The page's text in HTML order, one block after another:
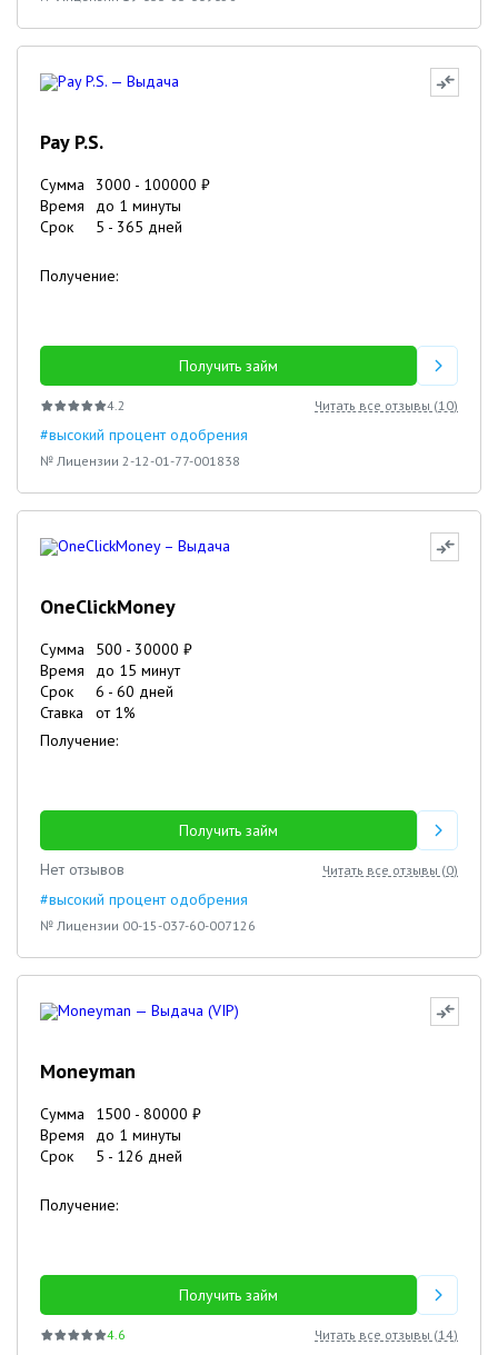
Pay P.S.
Сумма 3000 - 100000 ₽
Время
до 1 минуты
Срок
5 - 365 дней
Получение:
Получить займ
4.2 Читать все отзывы (10)
#высокий процент одобрения
№ Лицензии 2-12-01-77-001838
OneClickMoney
Сумма 500 - 30000 ₽
Время
до 15 минут
Срок
6 - 60 дней
Ставка
от 1%
Получение:
Получить займ
Нет отзывов
Читать все отзывы (0)
#высокий процент одобрения
№ Лицензии 00-15-037-60-007126
Moneyman
Сумма 1500 - 80000 ₽
Время
до 1 минуты
Срок
5 - 126 дней
Получение:
Получить займ
4.6 Читать все отзывы (14)